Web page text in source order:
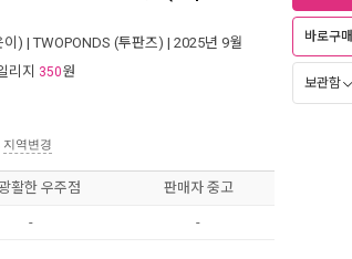
이) |TWOPONDS (투판즈) | 2025년 9월
리지 350원
지역변경
바로구매
보관함
활한 우주점 판매자 중고
- -